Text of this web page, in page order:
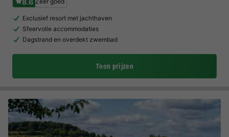
Exclusief resort met jachthaven
Sfeervolle accommodaties
Dagstrand en overdekt zwembad
Toon prijzen